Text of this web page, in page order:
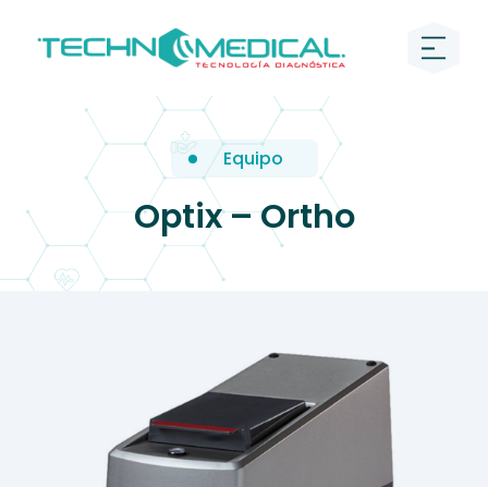
Equipo
Optix – Ortho